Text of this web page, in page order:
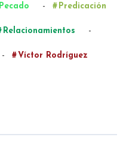
Pecado - Predicación
Relacionamientos -
- Víctor Rodríguez